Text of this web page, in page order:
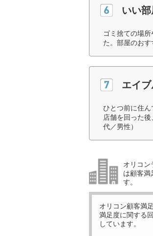
いい部
ゴミ捨ての場
た。部屋のおす
エイ
ひとつ前に住
店舗を回った
代／男性）
オリコン
は顧客満
す。
オリコン顧客満
満足度に関する
しています。